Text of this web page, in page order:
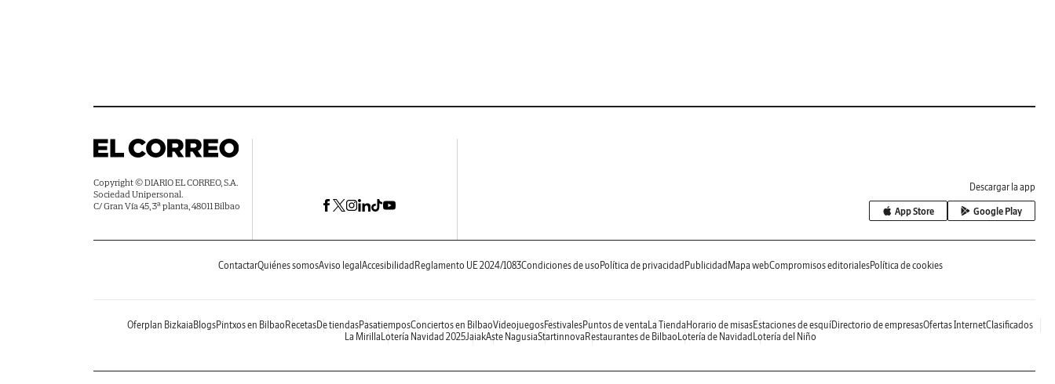
Copyright © DIARIO EL CORREO, S.A.
Sociedad Unipersonal.
C/ Gran Vía 45, 3ª planta, 48011 Bilbao
Descargar la app
App Store Google Play
ContactarQuiénes somosAviso legal Accesibilidad Reglamento UE 2024/1083Condiciones de uso Política de privacidad Publicidad Mapa webCompromisos editorialesPolítica de cookies
Oferplan Bizkaia BlogsPintxos en Bilbao RecetasDe tiendasPasatiemposConciertos en BilbaoVideojuegosFestivalesPuntos de venta La Tienda Horario de misasEstaciones de esquíDirectorio de empresasOfertas InternetClasificados
La Mirilla Lotería Navidad 2025JaiakAste NagusiaStartinnova Restaurantes de Bilbao Lotería de Navidad Lotería del Niño